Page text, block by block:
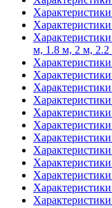
м, 1.8 м, 2 м,